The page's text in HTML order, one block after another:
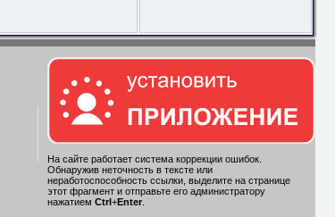
На сайте работает система коррекции ошибок.
Обнаружив неточность в тексте или
неработоспособность ссылки, выделите на странице
этот фрагмент и отправьте его администратору
нажатием Ctrl +Enter.